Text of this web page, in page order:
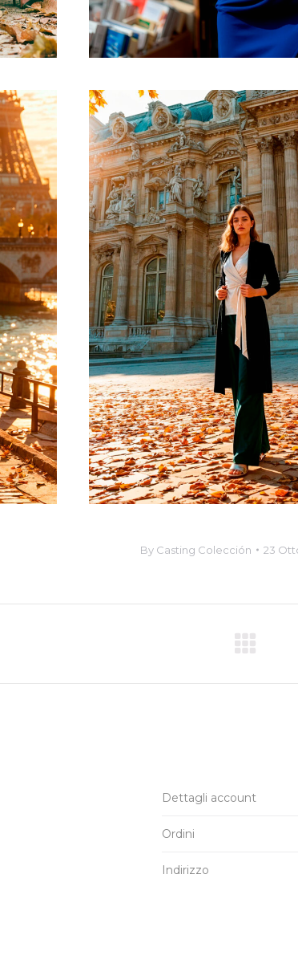
By Casting Colección 23
Dettagli account
Ordini
Indirizzo